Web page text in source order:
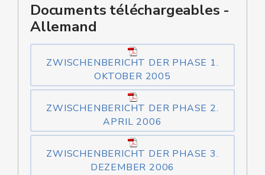
Documents téléchargeables -
Allemand
ZWISCHENBERICHT DER PHASE 1.
OKTOBER 2005
ZWISCHENBERICHT DER PHASE 2.
APRIL 2006
ZWISCHENBERICHT DER PHASE 3.
DEZEMBER 2006